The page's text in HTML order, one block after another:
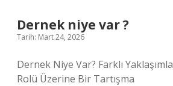
Dernek niye var ?
Tarih: Mart 24, 2026
Dernek Niye Var? Farklı
Rolü Üzerine Bir Tartışma